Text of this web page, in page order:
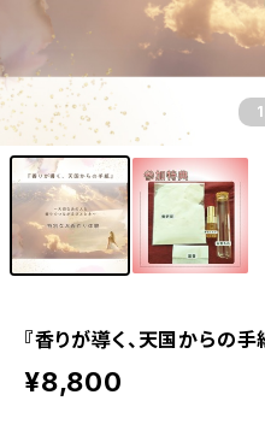
1
『香りが導く、天国からの
¥8,800